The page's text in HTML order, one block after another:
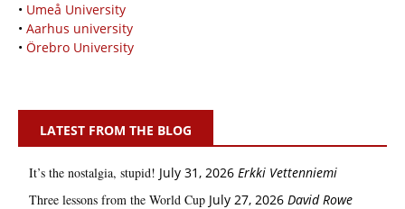
• Umeå University
• Aarhus university
• Örebro University
LATEST FROM THE BLOG
It’s the nostalgia, stupid! July 31, 2026 Erkki Vetten­­niemi
Three lessons from the World Cup July 27, 2026 David Rowe